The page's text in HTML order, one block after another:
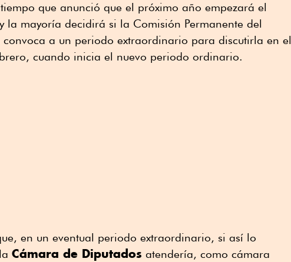
que anunció que el próximo año empezará el
la mayoría decidirá si la Comisión Permanente del
a un periodo extraordinario para discutirla en el
cuando inicia el nuevo periodo ordinario.
en un eventual periodo extraordinario, si así lo
Cámara de Diputados atendería, como cámara